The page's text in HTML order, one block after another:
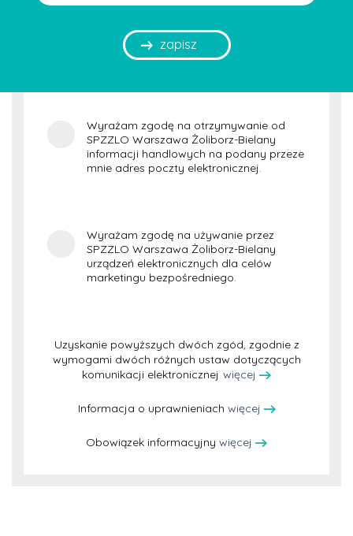
zapisz
Wyrażam zgodę na otrzymywanie od
SPZZLO Warszawa Żoliborz-Bielany
informacji handlowych na podany przeze
mnie adres poczty elektronicznej.
Wyrażam zgodę na używanie przez
SPZZLO Warszawa Żoliborz-Bielany
urządzeń elektronicznych dla celów
marketingu bezpośredniego.
Uzyskanie powyższych dwóch zgód, zgodnie z
wymogami dwóch różnych ustaw dotyczących
komunikacji elektronicznej więcej
Informacja o uprawnieniach więcej
Obowiązek informacyjny więcej